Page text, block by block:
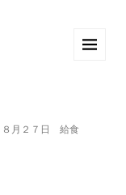
８月２７日 給食